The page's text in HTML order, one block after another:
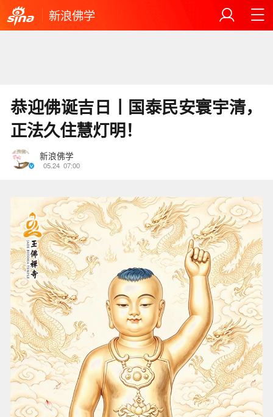
新浪佛学
恭迎佛诞吉日丨国泰民安寰宇清，
正法久住慧灯明！
新浪佛学
05.24 07:00